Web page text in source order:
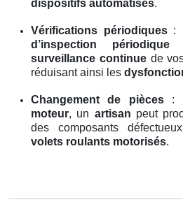
dispositifs automatisés.
Vérifications périodiques:
d’inspection périodique
surveillance continuede
réduisant ainsi les
Changement de pièces:
moteur, un artisan peut
des composants
volets roulants motorisés.